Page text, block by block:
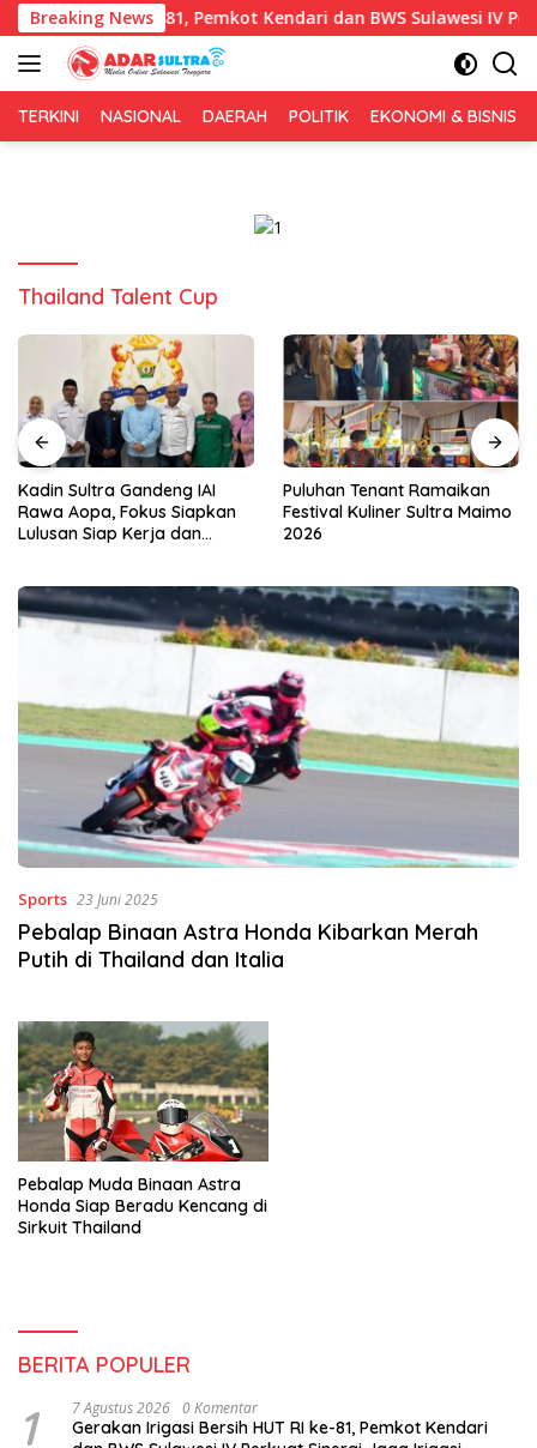
Langsung
ke
konten
Breaking News
HUT RI ke-81, Pemkot Kendari dan BWS Sulawesi IV Perkuat
TERKINI NASIONAL DAERAH POLITIK EKONOMI & BISNIS
Thailand Talent Cup
Kadin Sultra Gandeng IAI
Rawa Aopa, Fokus Siapkan
Lulusan Siap Kerja dan
Puluhan Tenant Ramaikan
Festival Kuliner Sultra Maimo
2026
Sports 23 Juni 2025
Pebalap Binaan Astra Honda Kibarkan Merah
Putih di Thailand dan Italia
Pebalap Muda Binaan Astra
Honda Siap Beradu Kencang di
Sirkuit Thailand
BERITA POPULER
1 7 Agustus 2026 0 Komentar
Gerakan Irigasi Bersih HUT RI ke-81, Pemkot Kendari